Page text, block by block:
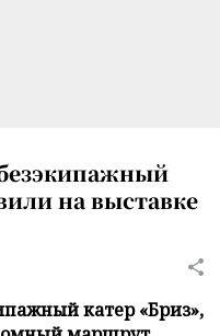
на выставке
катер «Бриз»,